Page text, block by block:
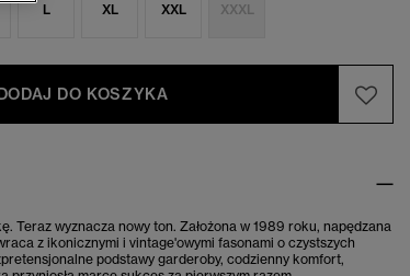
L XL XXL XXXL
DO KOSZYKA
Teraz wyznacza nowy ton. Założona w 1989 roku, napędzana
z ikonicznymi i vintage'owymi fasonami o czystszych
podstawy garderoby, codzienny komfort,